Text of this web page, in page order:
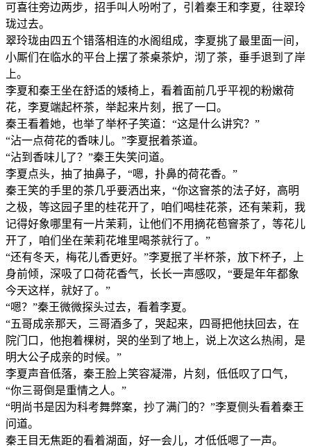
可喜往旁边两步，招手叫人吩咐了，引着秦王和李夏，往翠玲
珑过去。
翠玲珑由四五个错落相连的水阁组成，李夏挑了最里面一间，
小厮们在临水的平台上摆了茶桌茶炉，沏了茶，垂手退到了岸
上。
李夏和秦王坐在舒适的矮椅上，看着面前几乎平视的粉嫩荷
花，李夏端起杯茶，举起来片刻，抿了一口。
秦王看着她，也举了举杯子笑道：“这是什么讲究？”
“沾一点荷花的香味儿。”李夏抿着茶道。
“沾到香味儿了？”秦王失笑问道。
李夏点头，抽了抽鼻子，“嗯，扑鼻的荷花香。”
秦王笑的手里的茶几乎要洒出来，“你这窨茶的法子好，高明
之极，等这园子里的桂花开了，咱们喝桂花茶，还有茉莉，我
记得好象哪里有一片茉莉，让他们不用摘花苞窨茶了，等花儿
开了，咱们坐在茉莉花堆里喝茶就行了。”
“还有冬天，梅花儿香更好。”李夏抿了半杯茶，放下杯子，上
身前倾，深吸了口荷花香气，长长一声感叹，“要是年年都象
今天这样，就好了。”
“嗯？”秦王微微探头过去，看着李夏。
“五哥成亲那天，三哥酒多了，哭起来，四哥把他扶回去，在
院门口，他抱着棵树，哭的坐到了地上，说上次这么热闹，是
明大公子成亲的时候。”
李夏声音低落，秦王脸上笑容凝滞，片刻，低低叹了口气，
“你三哥倒是重情之人。”
“明尚书是因为科考舞弊案，抄了满门的？”李夏侧头看着秦王
问道。
秦王目无焦距的看着湖面，好一会儿，才低低嗯了一声。